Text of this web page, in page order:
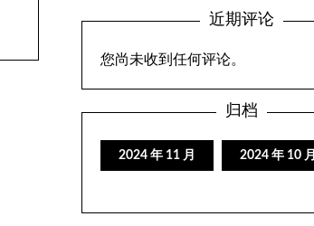
近期评论
您尚未收到任何评论。
归档
2024 年 11 月 2024 年 10 月